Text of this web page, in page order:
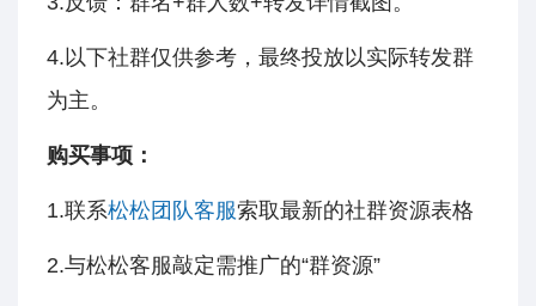
4.以下社群仅供参考，最终投放以实际转发群
为主。
购买事项：
1.联系松松团队客服索取最新的社群资源表格
2.与松松客服敲定需推广的“群资源”